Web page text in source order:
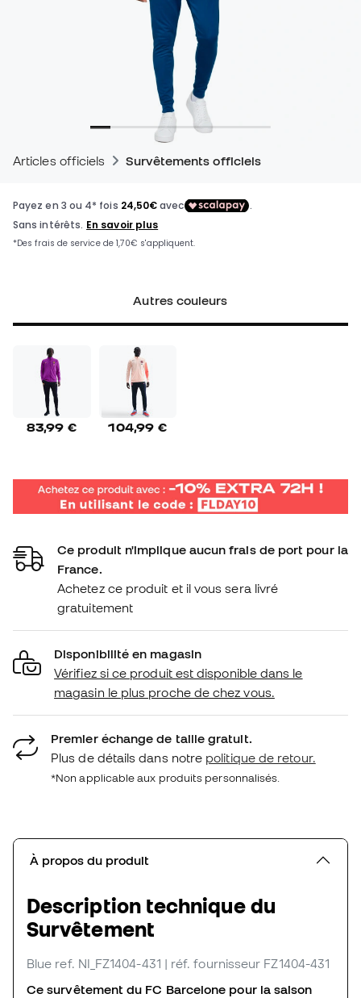
Articles officiels Survêtements officiels
Autres couleurs
83,99 € 104,99 €
Ce produit n'implique aucun frais de port pour la
France.
Achetez ce produit et il vous sera livré
gratuitement
Disponibilité en magasin
Vérifiez si ce produit est disponible dans le
magasin le plus proche de chez vous.
Premier échange de taille gratuit.
Plus de détails dans notre politique de retour.
*Non applicable aux produits personnalisés.
À propos du produit
Description technique du
Survêtement
Blue ref. NI_FZ1404-431 | réf. fournisseur FZ1404-431
Ce survêtement du FC Barcelone pour la saison